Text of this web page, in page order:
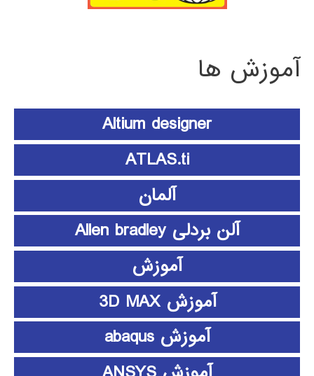
آموزش ها
Altium designer
ATLAS.ti
آلمان
آلن بردلی Allen bradley
آموزش
آموزش 3D MAX
آموزش abaqus